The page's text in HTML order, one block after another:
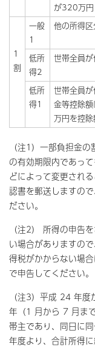
が320万
1
割
一般
1
他の所得
低所
得2
世帯全員
低所
得1
世帯全員
金等控除
万円を控
（注1）一部負担金
の有効期限内であっ
どによって変更され
認書を郵送しますの
ださい。
（注2） 所得の申告
い場合がありますの
得税がかからない場
で申告してください。
（注3）平成 24 年
年（1 月から 7 月ま
帯主であり、同日に
年度より、合計所得